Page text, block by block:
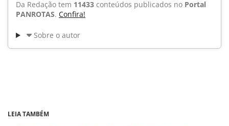
Da Redação tem 11433 conteúdos publicados no Portal
PANROTAS. Confira!
Sobre o autor
LEIA TAMBÉM